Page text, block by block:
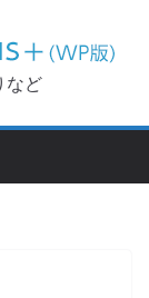
など